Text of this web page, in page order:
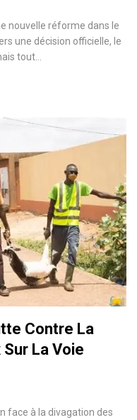
nouvelle réforme dans le
une décision officielle, le
tout…
Contre La
La Voie
face à la divagation des